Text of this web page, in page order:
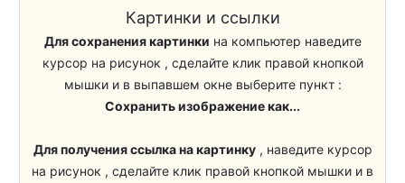
Школьники
Стекломойщики
Медики, Врачи
Картинки и ссылки
Для сохранения картинки на компьютер наведите
курсор на рисунок , сделайте клик правой кнопкой
мышки и в выпавшем окне выберите пункт :
Сохранить изображение как...
Для получения ссылка на картинку, наведите курсор
на рисунок , сделайте клик правой кнопкой мышки и в